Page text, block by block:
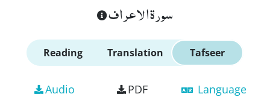
سورة الاعراف
Reading Translation Tafseer
Audio PDF Language